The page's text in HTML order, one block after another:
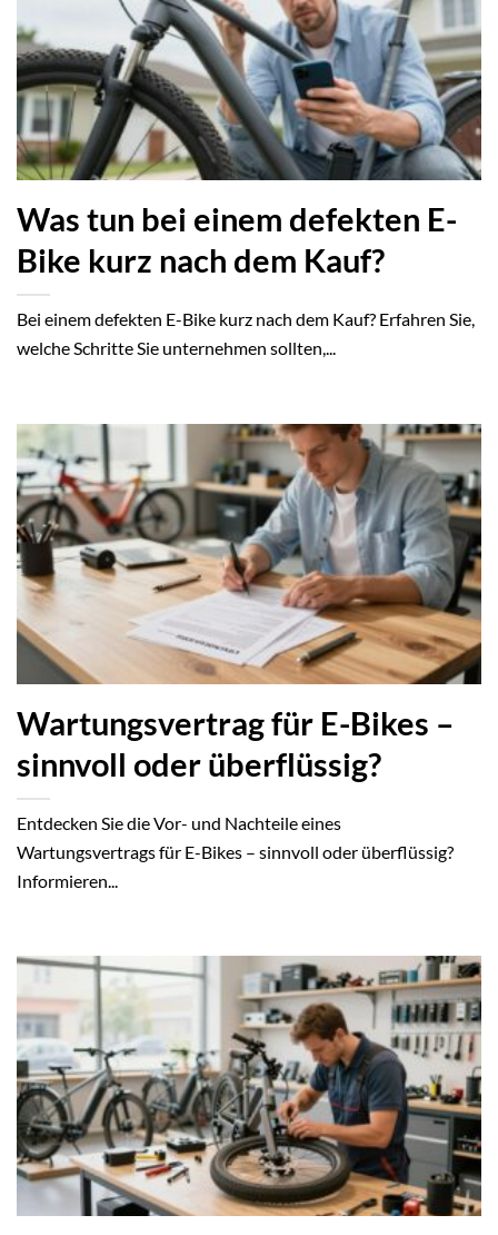
Was tun bei einem defekten E-
Bike kurz nach dem Kauf?
Bei einem defekten E-Bike kurz nach dem Kauf? Erfahren Sie,
welche Schritte Sie unternehmen sollten,...
Wartungsvertrag für E-Bikes –
sinnvoll oder überflüssig?
Entdecken Sie die Vor- und Nachteile eines
Wartungsvertrags für E-Bikes – sinnvoll oder überflüssig?
Informieren...